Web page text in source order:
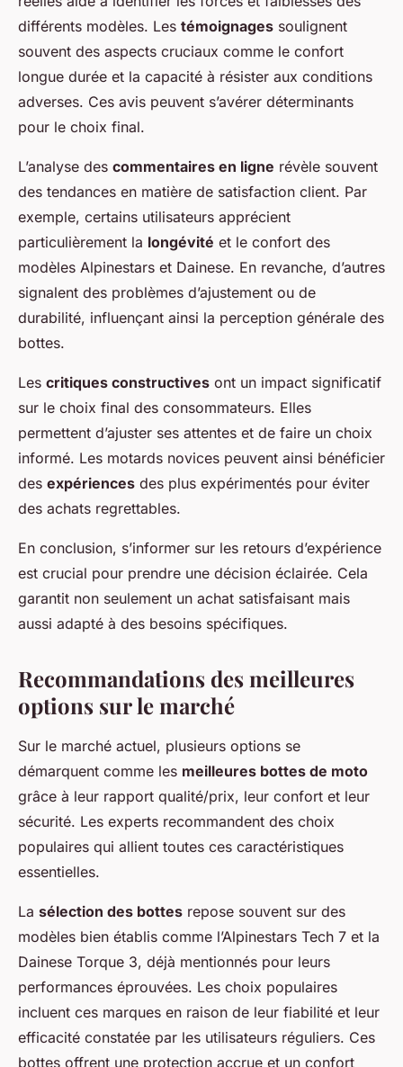
différents modèles. Les témoignages soulignent
souvent des aspects cruciaux comme le confort
longue durée et la capacité à résister aux conditions
adverses. Ces avis peuvent s’avérer déterminants
pour le choix final.
L’analyse des commentaires en ligne révèle souvent
des tendances en matière de satisfaction client. Par
exemple, certains utilisateurs apprécient
particulièrement la longévité et le confort des
modèles Alpinestars et Dainese. En revanche, d’autres
signalent des problèmes d’ajustement ou de
durabilité, influençant ainsi la perception générale des
bottes.
Les critiques constructives ont un impact significatif
sur le choix final des consommateurs. Elles
permettent d’ajuster ses attentes et de faire un choix
informé. Les motards novices peuvent ainsi bénéficier
des expériences des plus expérimentés pour éviter
des achats regrettables.
En conclusion, s’informer sur les retours d’expérience
est crucial pour prendre une décision éclairée. Cela
garantit non seulement un achat satisfaisant mais
aussi adapté à des besoins spécifiques.
Recommandations des meilleures
options sur le marché
Sur le marché actuel, plusieurs options se
démarquent comme les meilleures bottes de moto
grâce à leur rapport qualité/prix, leur confort et leur
sécurité. Les experts recommandent des choix
populaires qui allient toutes ces caractéristiques
essentielles.
La sélection des bottes repose souvent sur des
modèles bien établis comme l’Alpinestars Tech 7 et la
Dainese Torque 3, déjà mentionnés pour leurs
performances éprouvées. Les choix populaires
incluent ces marques en raison de leur fiabilité et leur
efficacité constatée par les utilisateurs réguliers. Ces
bottes offrent une protection accrue et un confort